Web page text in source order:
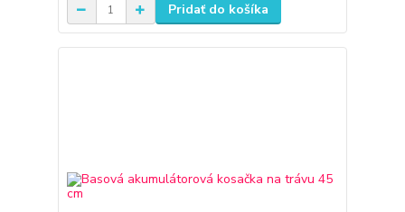
Pridať do košíka